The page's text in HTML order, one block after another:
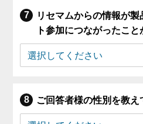
リセマムからの情報が
ト参加につながったこと
ご回答者様の性別を教え